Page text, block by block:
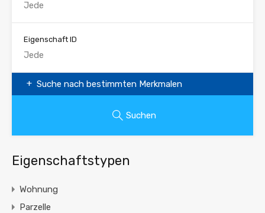
Eigenschaft ID
Suche nach bestimmten Merkmalen
Suchen
Eigenschaftstypen
Wohnung
Parzelle